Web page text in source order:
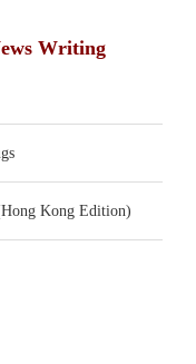
Writing
Kong Edition)